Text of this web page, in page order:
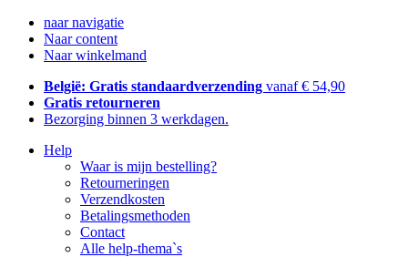
naar navigatie
Naar content
Naar winkelmand
België: Gratis standaardverzending vanaf € 54,90
Gratis retourneren
Bezorging binnen 3 werkdagen.
Help
Waar is mijn bestelling?
Retourneringen
Verzendkosten
Betalingsmethoden
Contact
Alle help-thema`s